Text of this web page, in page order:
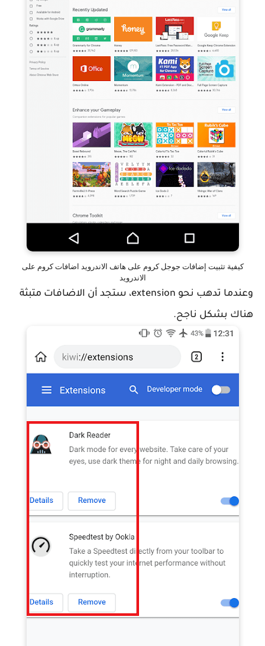
كيفية تثبيت إضافات جوجل كروم على هاتف الاندرويد اضافات كروم على
الاندرويد
وعندما تدهب نحو extension، ستجد أن الاضافات متبثة
هناك بشكل ناجح.